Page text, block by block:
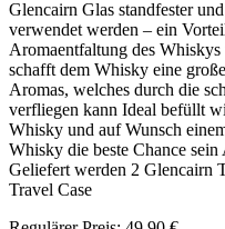
Glencairn Glas standfester
verwendet werden – ein
Aromaentfaltung des
schafft dem Whisky eine
Aromas, welches durch die
verfliegen kann Ideal befüllt
Whisky und auf Wunsch
Whisky die beste Chance
Geliefert werden 2 Glencairn
Travel Case